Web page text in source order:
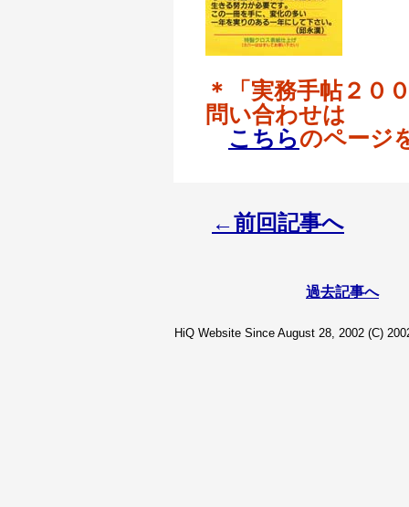
＊「実務手帖２０
問い合わせは
こちらのページ
←前回記事へ
過去記事へ
HiQ Website Since August 28, 2002 (C)